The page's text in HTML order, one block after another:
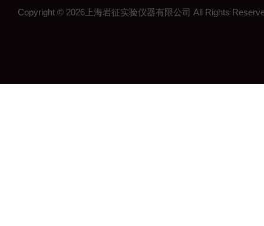
Copyright © 2026上海岩征实验仪器有限公司 All Rights